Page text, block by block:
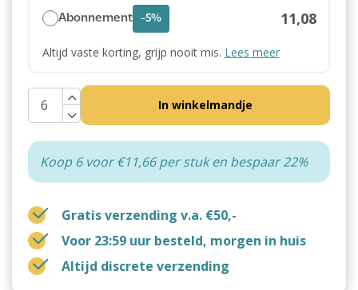
Abonnement -5% 11,08
Altijd vaste korting, grijp nooit mis. Lees meer
In winkelmandje
Koop 6 voor €11,66 per stuk en bespaar 22%
Gratis verzending v.a. €50,-
Voor 23:59 uur besteld, morgen in huis
Altijd discrete verzending